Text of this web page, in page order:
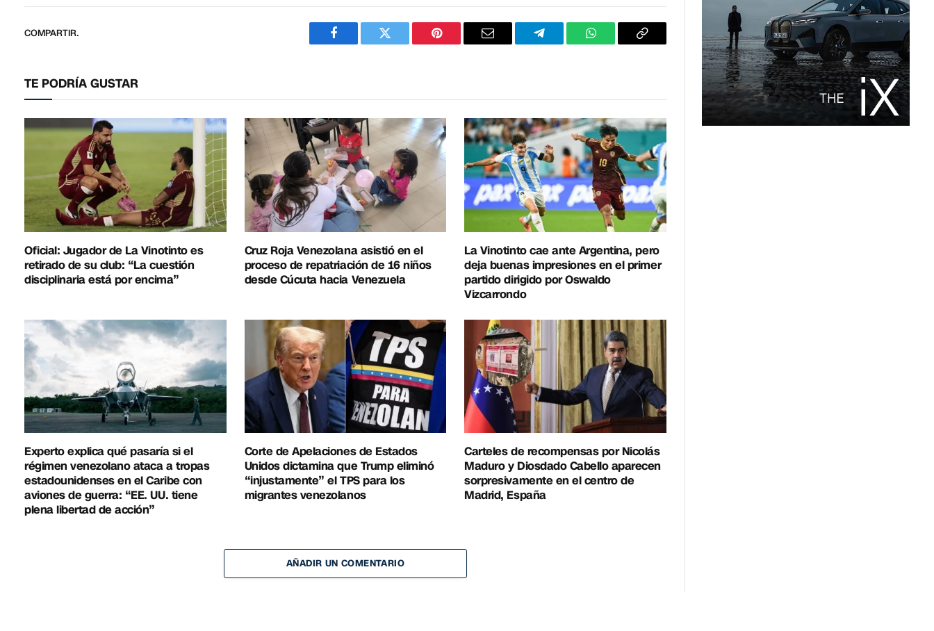
COMPARTIR.
FacebookTwitter PinterestCorreo
TelegramWhatsAppCopiar
TE PODRÍA GUSTAR
Oficial: Jugador de La Vinotinto es
retirado de su club: “La cuestión
disciplinaria está por encima”
Cruz Roja Venezolana asistió en el
proceso de repatriación de 16 niños
desde Cúcuta hacia Venezuela
La Vinotinto cae ante Argentina, pero
deja buenas impresiones en el primer
partido dirigido por Oswaldo
Vizcarrondo
Experto explica qué pasaría si el
régimen venezolano ataca a tropas
estadounidenses en el Caribe con
aviones de guerra: “EE. UU. tiene
plena libertad de acción”
Corte de Apelaciones de Estados
Unidos dictamina que Trump eliminó
“injustamente” el TPS para los
migrantes venezolanos
Carteles de recompensas por Nicolás
Maduro y Diosdado Cabello aparecen
sorpresivamente en el centro de
Madrid, España
AÑADIR UN COMENTARIO